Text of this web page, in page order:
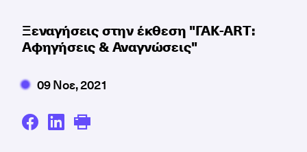
Ξεναγήσεις στην έκθεση "ΓΑΚ-ART:
Αφηγήσεις & Αναγνώσεις"
09 Νοε, 2021